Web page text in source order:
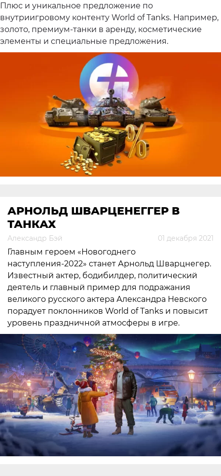
Плюс и уникальное предложение по
внутриигровому контенту World of Tanks. Например,
золото, премиум-танки в аренду, косметические
элементы и специальные предложения.
АРНОЛЬД ШВАРЦЕНЕГГЕР В
ТАНКАХ
Александр Бэй 01 декабря 2021
Главным героем «Новогоднего
наступления-2022» станет Арнольд Шварцнегер.
Известный актер, бодибилдер, политический
деятель и главный пример для подражания
великого русского актера Александра Невского
порадует поклонников World of Tanks и повысит
уровень праздничной атмосферы в игре.